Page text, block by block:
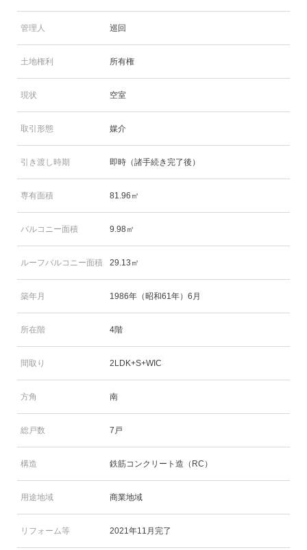
管理人 巡回
土地権利 所有権
現状 空室
取引形態 媒介
引き渡し時期 即時（諸手続き完了後）
専有面積 81.96㎡
バルコニー面積 9.98㎡
ルーフバルコニー面積 29.13㎡
築年月 1986年（昭和61年）6月
所在階 4階
間取り 2LDK+S+WIC
方角 南
総戸数 7戸
構造 鉄筋コンクリート造（RC）
用途地域 商業地域
リフォーム等 2021年11月完了